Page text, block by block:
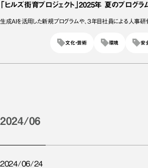
「ヒルズ街育プロジェクト」2025年 夏のプログラ
生成AIを活用した新規プログラムや、3年目社員による人事研
安
環境
文化・芸術
2024/06
2024/06/24